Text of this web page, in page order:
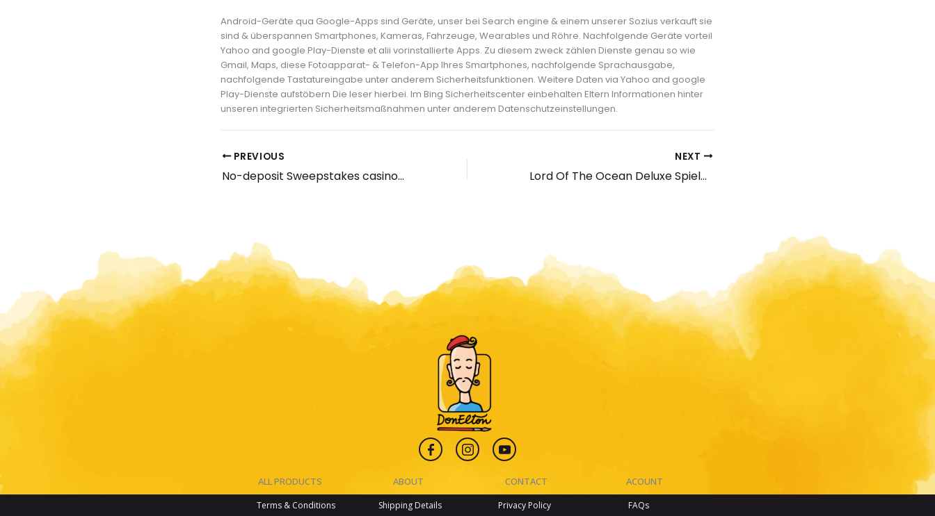
Android-Geräte qua Google-Apps sind Geräte, unser bei Search engine & einem unserer Sozius verkauft sie
sind & überspannen Smartphones, Kameras, Fahrzeuge, Wearables und Röhre. Nachfolgende Geräte vorteil
Yahoo and google Play-Dienste et alii vorinstallierte Apps. Zu diesem zweck zählen Dienste genau so wie
Gmail, Maps, diese Fotoapparat- & Telefon-App Ihres Smartphones, nachfolgende Sprachausgabe,
nachfolgende Tastatureingabe unter anderem Sicherheitsfunktionen. Weitere Daten via Yahoo and google
Play-Dienste aufstöbern Die leser hierbei. Im Bing Sicherheitscenter einbehalten Eltern Informationen hinter
unseren integrierten Sicherheitsmaßnahmen unter anderem Datenschutzeinstellungen.
PREVIOUS
No-deposit Sweepstakes casino Mandarin Palace mobile Gambling establishment Extra
NEXT
Lord Of The Ocean Deluxe Spielautomat Zum Kostenlosen Erreichbar Zum besten geben
ALL PRODUCTS ABOUT CONTACT ACOUNT
Terms & Conditions Shipping Details Privacy Policy FAQs